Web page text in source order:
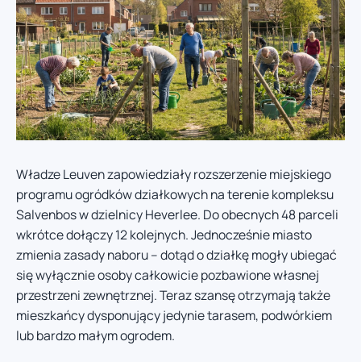
Władze Leuven zapowiedziały rozszerzenie miejskiego
programu ogródków działkowych na terenie kompleksu
Salvenbos w dzielnicy Heverlee. Do obecnych 48 parceli
wkrótce dołączy 12 kolejnych. Jednocześnie miasto
zmienia zasady naboru – dotąd o działkę mogły ubiegać
się wyłącznie osoby całkowicie pozbawione własnej
przestrzeni zewnętrznej. Teraz szansę otrzymają także
mieszkańcy dysponujący jedynie tarasem, podwórkiem
lub bardzo małym ogrodem.